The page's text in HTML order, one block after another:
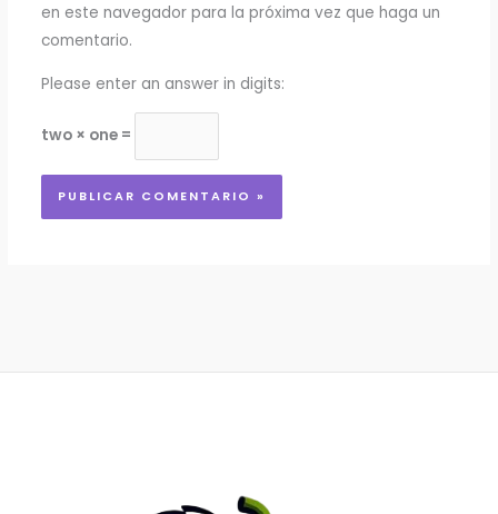
en este navegador para la próxima vez que haga un
comentario.
Please enter an answer in digits:
two × one =